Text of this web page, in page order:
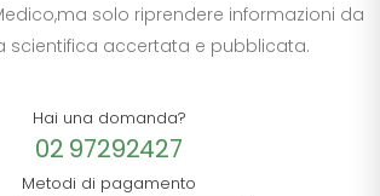
solo riprendere informazioni da
scientifica accertata e pubblicata.
Hai una domanda?
02 97292427
Metodi di pagamento